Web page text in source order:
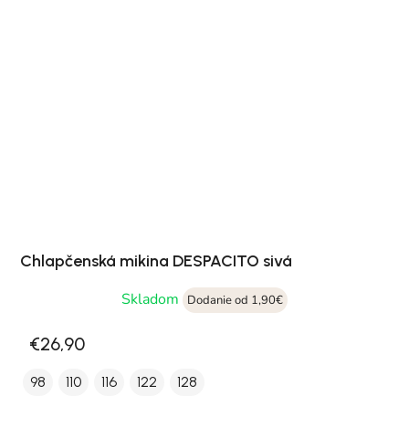
Chlapčenská mikina DESPACITO sivá
Skladom
Dodanie od 1,90€
€26,90
98 110 116 122 128